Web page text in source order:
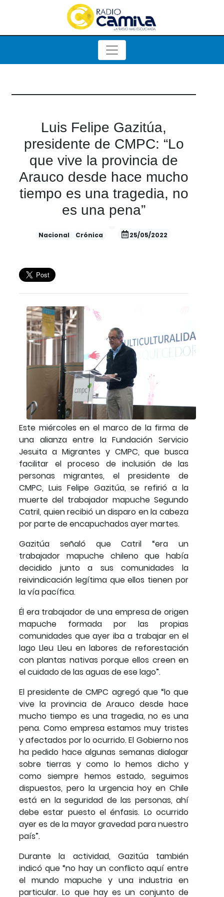
Luis Felipe Gazitúa,
presidente de CMPC: “Lo
que vive la provincia de
Arauco desde hace mucho
tiempo es una tragedia, no
es una pena”
Nacional Crónica 25/05/2022
Este miércoles en el marco de la firma de
una alianza entre la Fundación Servicio
Jesuita a Migrantes y CMPC, que busca
facilitar el proceso de inclusión de las
personas migrantes, el presidente de
CMPC, Luis Felipe Gazitúa, se refirió a la
muerte del trabajador mapuche Segundo
Catril, quien recibió un disparo en la cabeza
por parte de encapuchados ayer martes.
Gazitúa señaló que Catril “era un
trabajador mapuche chileno que había
decidido junto a sus comunidades la
reivindicación legítima que ellos tienen por
la vía pacífica.
Él era trabajador de una empresa de origen
mapuche formada por las propias
comunidades que ayer iba a trabajar en el
lago Lleu Lleu en labores de reforestación
con plantas nativas porque ellos creen en
el cuidado de las aguas de ese lago”.
El presidente de CMPC agregó que “lo que
vive la provincia de Arauco desde hace
mucho tiempo es una tragedia, no es una
pena. Como empresa estamos muy tristes
y afectados por lo ocurrido. El Gobierno nos
ha pedido hace algunas semanas dialogar
sobre tierras y como lo hemos dicho y
como siempre hemos estado, seguimos
dispuestos, pero la urgencia hoy en Chile
está en la seguridad de las personas, ahí
debe estar puesto el énfasis. Lo ocurrido
ayer es de la mayor gravedad para nuestro
país”.
Durante la actividad, Gazitúa también
indicó que “no hay un conflicto aquí entre
el mundo mapuche y una industria en
particular. Lo que hay es un conjunto de